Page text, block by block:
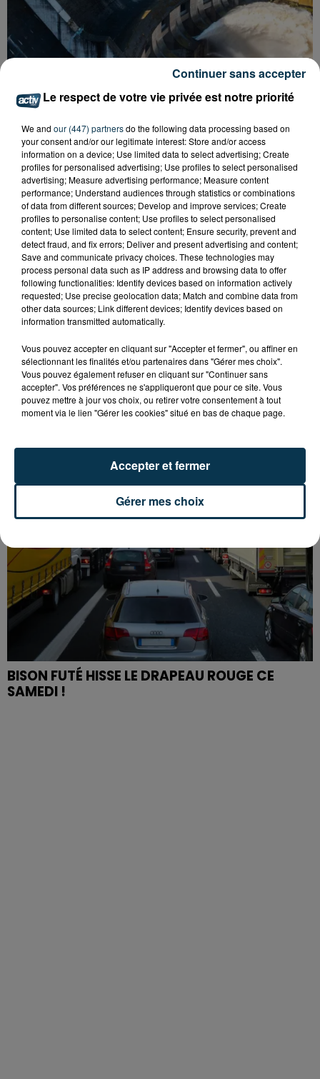
CYANOBACTÉRIES : LE PRÉFÊT PREND UN
ARRÊTÉ POUR LES ACTIVITÉS DE...
L’ASSE RÉDUIT FACE À SOCHAUX, UNE
PREMIÈRE VICTOIRE POUR NOS VERTS ?
BISON FUTÉ HISSE LE DRAPEAU ROUGE CE
SAMEDI !
Le respect de votre vie privée est notre priorité
We and our (447) partnersdo the following data processing based on
your consent and/or our legitimate interest: Store and/or access
information on a device; Use limited data to select advertising; Create
profiles for personalised advertising; Use profiles to select personalised
advertising; Measure advertising performance; Measure content
performance; Understand audiences through statistics or combinations
of data from different sources; Develop and improve services; Create
profiles to personalise content; Use profiles to select personalised
content; Use limited data to select content; Ensure security, prevent and
detect fraud, and fix errors; Deliver and present advertising and content;
Save and communicate privacy choices. These technologies may
process personal data such as IP address and browsing data to offer
following functionalities: Identify devices based on information actively
requested; Use precise geolocation data; Match and combine data from
other data sources; Link different devices; Identify devices based on
information transmitted automatically.
Vous pouvez accepter en cliquant sur "Accepter et fermer", ou affiner en
sélectionnant les finalités et/ou partenaires dans "Gérer mes choix".
Vous pouvez également refuser en cliquant sur "Continuer sans
accepter". Vos préférences ne s'appliqueront que pour ce site. Vous
pouvez mettre à jour vos choix, ou retirer votre consentement à tout
moment via le lien "Gérer les cookies" situé en bas de chaque page.
Gérer mes choix
Accepter et fermer
Continuer sans accepter